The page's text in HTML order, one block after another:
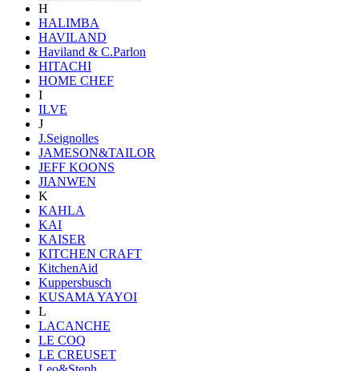
H
HALIMBA
HAVILAND
Haviland & C.Parlon
HITACHI
HOME CHEF
I
ILVE
J
J.Seignolles
JAMESON&TAILOR
JEFF KOONS
JIANWEN
K
KAHLA
KAI
KAISER
KITCHEN CRAFT
KitchenAid
Kuppersbusch
KUSAMA YAYOI
L
LACANCHE
LE COQ
LE CREUSET